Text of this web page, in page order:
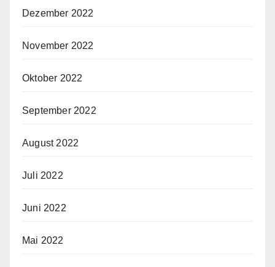
Dezember 2022
November 2022
Oktober 2022
September 2022
August 2022
Juli 2022
Juni 2022
Mai 2022